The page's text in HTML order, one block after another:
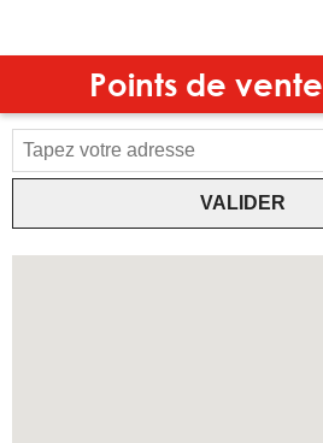
Points de vente
VALIDER